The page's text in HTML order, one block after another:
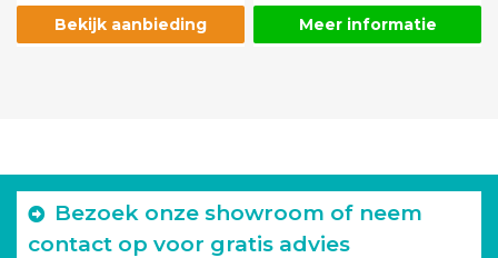
Bekijk aanbieding Meer informatie
Bezoek onze showroom of neem
contact op voor gratis advies